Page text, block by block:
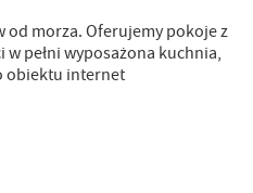
od morza. Oferujemy pokoje z
w pełni wyposażona kuchnia,
obiektu internet